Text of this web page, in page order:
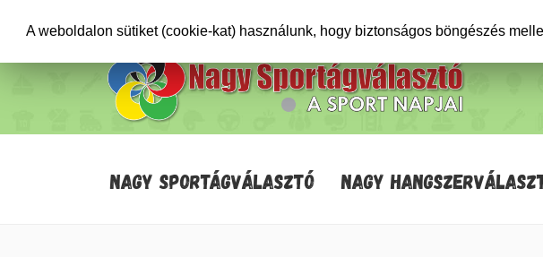
NAGY SPORTÁGVÁLASZTÓ NAGY
A weboldalon sütiket (cookie-kat) használunk, hogy biztonságos böngészés